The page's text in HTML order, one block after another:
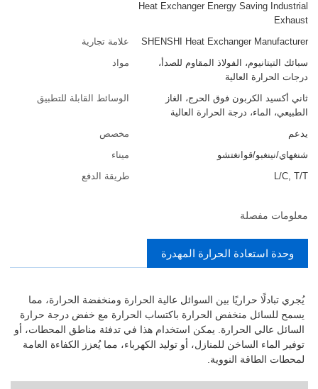
Heat Exchanger Energy Saving Industrial
Exhaust
علامة تجارية
SHENSHI Heat Exchanger Manufacturer​
مواد
سبائك التيتانيوم، الفولاذ المقاوم للصدأ،
درجات الحرارة العالية
الوسائط القابلة للتطبيق
ثاني أكسيد الكربون فوق الحرج، الغاز
الطبيعي، الماء، درجة الحرارة العالية
مخصص
يدعم
ميناء
شنغهاي/نينغبو/قوانغتشو
طريقة الدفع
L/C, T/T
معلومات مفصلة
وحدة استعادة الحرارة المهدرة
يُجري تبادلًا حراريًا بين السوائل عالية الحرارة ومنخفضة الحرارة، مما
يسمح للسائل منخفض الحرارة باكتساب الحرارة مع خفض درجة حرارة
السائل عالي الحرارة. يمكن استخدام هذا في تدفئة مناطق المحطات، أو
توفير الماء الساخن للمنازل، أو توليد الكهرباء، مما يُعزز الكفاءة العامة
لمحطات الطاقة النووية.